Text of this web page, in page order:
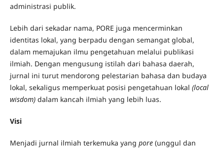
administrasi publik.
Lebih dari sekadar nama, PORE juga mencerminkan
identitas lokal, yang berpadu dengan semangat global,
dalam memajukan ilmu pengetahuan melalui publikasi
ilmiah. Dengan mengusung istilah dari bahasa daerah,
jurnal ini turut mendorong pelestarian bahasa dan budaya
lokal, sekaligus memperkuat posisi pengetahuan lokal (local
wisdom) dalam kancah ilmiah yang lebih luas.
Visi
Menjadi jurnal ilmiah terkemuka yang pore (unggul dan